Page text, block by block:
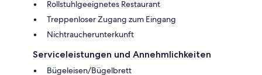
Rollstuhlgeeignetes Restaurant
Treppenloser Zugang zum Eingang
Nichtraucherunterkunft
Serviceleistungen und Annehmlichkeiten
Bügeleisen/Bügelbrett